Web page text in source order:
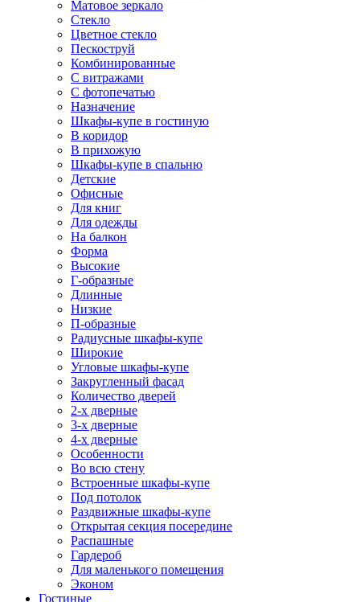
Матовое зеркало
Стекло
Цветное стекло
Пескоструй
Комбинированные
С витражами
С фотопечатью
Назначение
Шкафы-купе в гостиную
В коридор
В прихожую
Шкафы-купе в спальню
Детские
Офисные
Для книг
Для одежды
На балкон
Форма
Высокие
Г-образные
Длинные
Низкие
П-образные
Радиусные шкафы-купе
Широкие
Угловые шкафы-купе
Закругленный фасад
Количество дверей
2-х дверные
3-х дверные
4-х дверные
Особенности
Во всю стену
Встроенные шкафы-купе
Под потолок
Раздвижные шкафы-купе
Открытая секция посередине
Распашные
Гардероб
Для маленького помещения
Эконом
Гостиные